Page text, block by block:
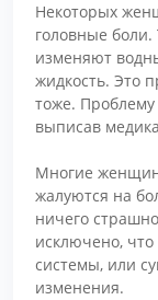
Некоторых
головные
изменяют
жидкость. Это
тоже.
выписав
Многие
жалуются на
ничего
исключено,
системы, или
изменения.